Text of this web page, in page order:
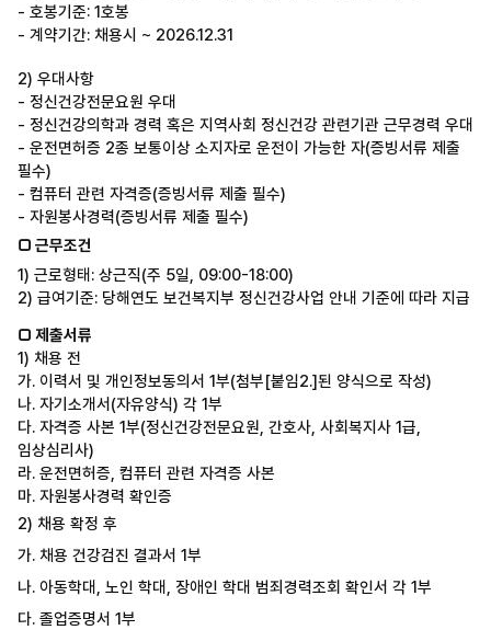
- 호봉기준: 1호봉
- 계약기간: 채용시 ~ 2026.12.31
2) 우대사항
- 정신건강전문요원 우대
- 정신건강의학과 경력 혹은 지역사회 정신건강 관련기관 근무경력 우대
- 운전면허증 2종 보통이상 소지자로 운전이 가능한 자(증빙서류 제출
필수)
- 컴퓨터 관련 자격증(증빙서류 제출 필수)
- 자원봉사경력(증빙서류 제출 필수)
□ 근무조건
1) 근로형태: 상근직(주 5일, 09:00-18:00)
2) 급여기준: 당해연도 보건복지부 정신건강사업 안내 기준에 따라 지급
□ 제출서류
1) 채용 전
가. 이력서 및 개인정보동의서 1부(첨부[붙임2.]된 양식으로 작성)
나. 자기소개서(자유양식) 각 1부
다. 자격증 사본 1부(정신건강전문요원, 간호사, 사회복지사 1급,
임상심리사)
라. 운전면허증, 컴퓨터 관련 자격증 사본
마. 자원봉사경력 확인증
2) 채용 확정 후
가. 채용 건강검진 결과서 1부
나. 아동학대, 노인 학대, 장애인 학대 범죄경력조회 확인서 각 1부
다. 졸업증명서 1부